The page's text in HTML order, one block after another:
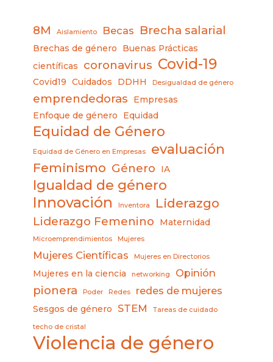
8M Aislamiento Becas Brecha salarial
Brechas de género
Buenas Prácticas
científicas
coronavirus Covid-19
Covid19 Cuidados DDHH Desigualdad de género
emprendedoras
Empresas
Enfoque de género
Equidad
Equidad de Género
Equidad de Género en Empresas evaluación
Feminismo Género IA
Igualdad de género
Innovación Inventora Liderazgo
Liderazgo Femenino Maternidad
Microemprendimientos Mujeres
Mujeres Científicas Mujeres en Directorios
Mujeres en la ciencia networking Opinión
pionera Poder Redes redes de mujeres
Sesgos de género STEM Tareas de cuidado
techo de cristal
Violencia de género